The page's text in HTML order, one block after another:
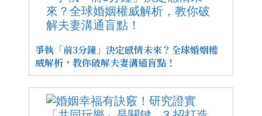
爭執「前3分鐘」決定感情未來？全球婚姻權
威解析，教你破解夫妻溝通盲點！